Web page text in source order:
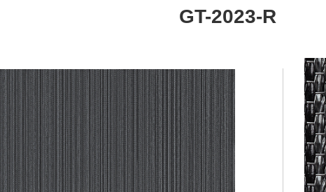
GT-2023-R